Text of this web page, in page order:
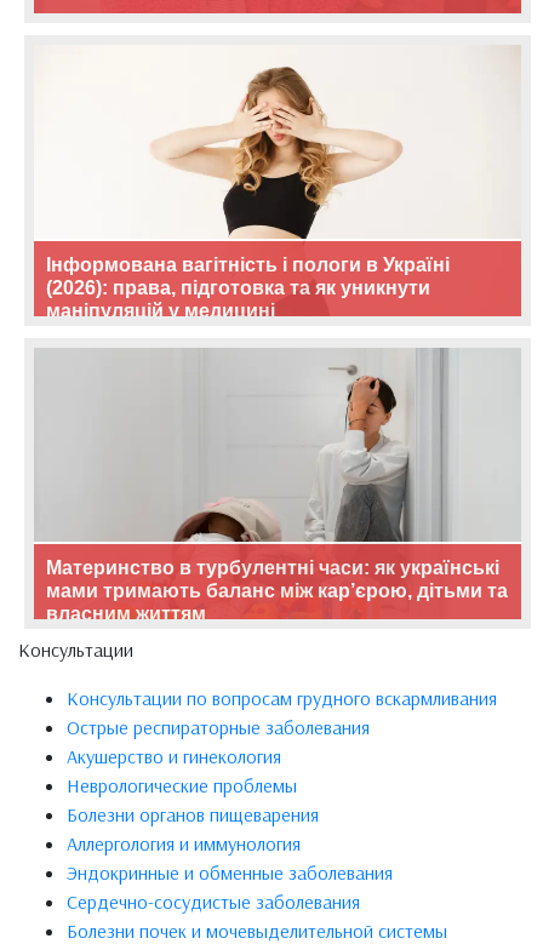
Інформована вагітність і пологи в Україні
(2026): права, підготовка та як уникнути
маніпуляцій у медицині
Материнство в турбулентні часи: як українські
мами тримають баланс між кар’єрою, дітьми та
власним життям
Консультации
Консультации по вопросам грудного вскармливания
Острые респираторные заболевания
Акушерство и гинекология
Неврологические проблемы
Болезни органов пищеварения
Аллергология и иммунология
Эндокринные и обменные заболевания
Сердечно-сосудистые заболевания
Болезни почек и мочевыделительной системы